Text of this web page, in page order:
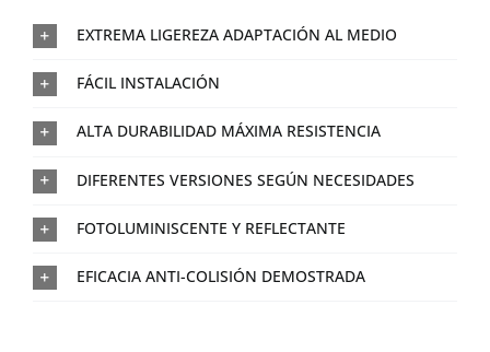
EXTREMA LIGEREZA ADAPTACIÓN AL MEDIO
FÁCIL INSTALACIÓN
ALTA DURABILIDAD MÁXIMA RESISTENCIA
DIFERENTES VERSIONES SEGÚN NECESIDADES
FOTOLUMINISCENTE Y REFLECTANTE
EFICACIA ANTI-COLISIÓN DEMOSTRADA